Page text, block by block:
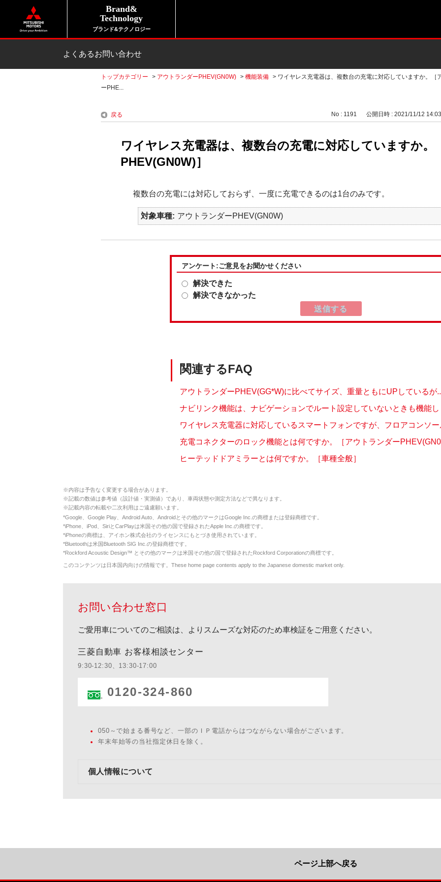
Brand&
Technology
ブランド&テクノロジー
よくあるお問い合わせ
トップカテゴリー > アウトランダーPHEV(GN0W) > 機能装備 > ワイヤレス充電器は、複数台の充電に対応していますか。［
ーPHE...
戻る No : 1191 公開日時 : 2021/11/12 14:03
ワイヤレス充電器は、複数台の充電に対応していますか。
PHEV(GN0W)］
複数台の充電には対応しておらず、一度に充電できるのは1台のみです。
対象車種 アウトランダーPHEV(GN0W)
アンケート:ご意見をお聞かせください
解決できた
解決できなかった
関連するFAQ
アウトランダーPHEV(GG*W)に比べてサイズ、重量ともにUPしているが
ナビリンク機能は、ナビゲーションでルート設定していないときも機能し
ワイヤレス充電器に対応しているスマートフォンですが、フロアコンソー
充電コネクターのロック機能とは何ですか。［アウトランダー
ヒーテッドドアミラーとは何ですか。［車種全般］
※内容は予告なく変更する場合があります。
※記載の数値は参考値（設計値・実測値）であり、車両状態や測定方法などで異なります。
※記載内容の転載や二次利用はご遠慮願います。
*Google、Google Play、Android Auto、Androidとその他のマークはGoogle Inc.の商標または登録商標です。
*iPhone、iPod、SiriとCarPlayは米国その他の国で登録されたApple Inc.の商標です。
*iPhoneの商標は、アイホン株式会社のライセンスにもとづき使用されています。
*Bluetoothは米国Bluetooth SIG Inc.の登録商標です。
*Rockford Acoustic Design™ とその他のマークは米国その他の国で登録されたRockford Corporationの商標です。
このコンテンツは日本国内向けの情報です。These home page contents apply to the Japanese domestic market only.
お問い合わせ窓口
ご愛用車についてのご相談は、よりスムーズな対応のため車検証をご用意ください。
三菱自動車 お客様相談センター
9:30-12:30、13:30-17:00
0120-324-860
050～で始まる番号など、一部のＩＰ電話からはつながらない場合がございます。
年末年始等の当社指定休日を除く。
個人情報について
ページ上部へ戻る